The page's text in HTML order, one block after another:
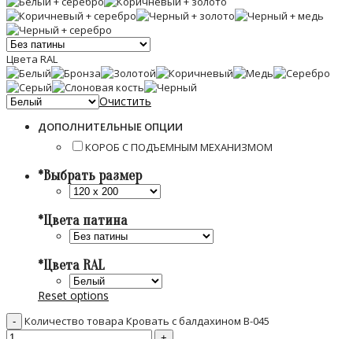
Цвета RAL
Очистить
ДОПОЛНИТЕЛЬНЫЕ ОПЦИИ
КОРОБ С ПОДЪЕМНЫМ МЕХАНИЗМОМ
*Выбрать размер
*Цвета патина
*Цвета RAL
Reset options
Количество товара Кровать с балдахином B-045